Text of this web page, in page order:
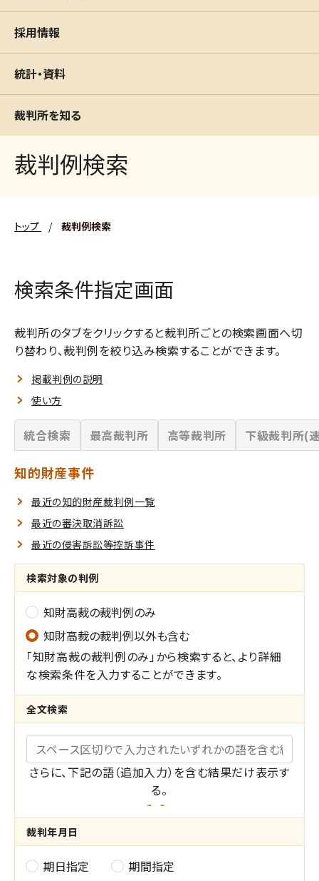
採用情報
統計・資料
裁判所を知る
裁判例検索
トップ / 裁判例検索
検索条件指定画面
裁判所のタブをクリックすると裁判所ごとの検索画面へ切
り替わり、裁判例を絞り込み検索することができます。
掲載判例の説明
使い方
統合検索 最高裁判所 高等裁判所 下級裁判所(
知的財産事件
最近の知的財産裁判例一覧
最近の審決取消訴訟
最近の侵害訴訟等控訴事件
検索対象の判例
知財高裁の裁判例のみ
知財高裁の裁判例以外も含む
「知財高裁の裁判例のみ」から検索すると、より詳細
な検索条件を入力することができます。
全文検索
キーワード
さらに、下記の語（追加入力）を含む結果だけ表示す
る。
共
通
裁判年月日
裁 期日指定 期間指定